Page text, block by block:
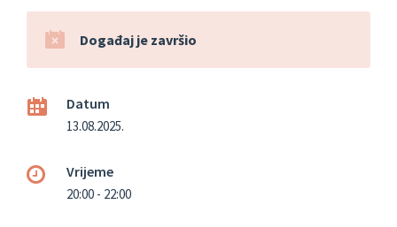
Događaj je završio
Datum
13.08.2025.
Vrijeme
20:00 - 22:00